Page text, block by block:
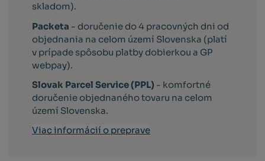
skladom).
Packeta - doručenie do 4 pracovných dni od
objednania na celom území Slovenska (platí
v prípade spôsobu platby dobierkou a GP
webpay).
Slovak Parcel Service (PPL) - komfortné
doručenie objednaného tovaru na celom
území Slovenska.
Viac informácií o preprave